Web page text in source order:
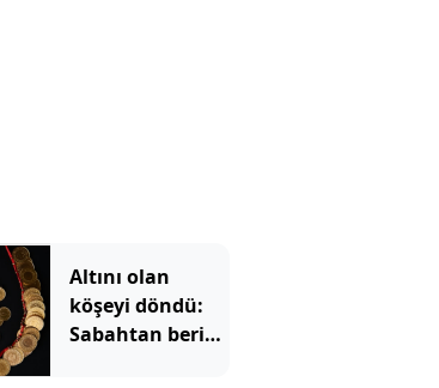
Altını olan
köşeyi döndü:
Sabahtan beri